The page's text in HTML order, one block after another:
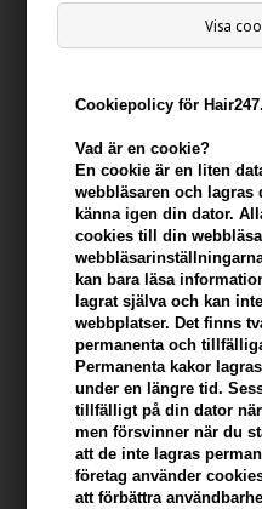
Visa
Cookiepolicy för
Vad är en cookie?
En cookie är en liten
webbläsaren och lagras
känna igen din dator.
cookies till din
kan bara läsa
lagrat själva och kan
webbplatser. Det finns
permanenta och
Permanenta kakor
under en längre tid.
tillfälligt på din dator
men försvinner när du
att de inte lagras
företag använder
att förbättra
Fan Palm Wet Paddle
Varumärken» Fan Palm
Slut i lager
Ej i lager- Leveranstid: Ukendt